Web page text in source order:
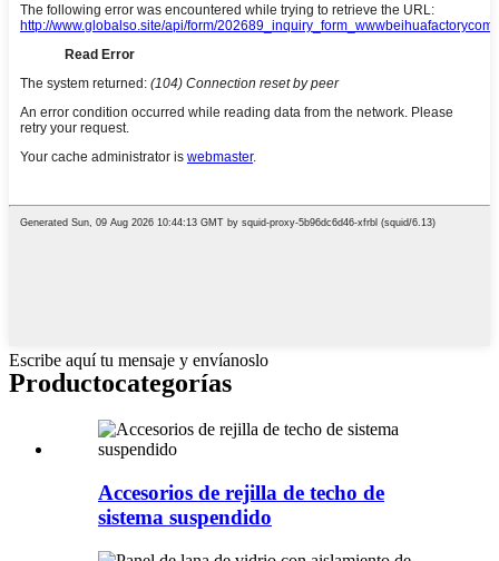
Escribe aquí tu mensaje y envíanoslo
Productocategorías
Accesorios de rejilla de techo de
sistema suspendido